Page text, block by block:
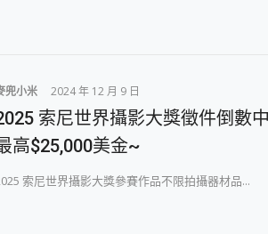
智慧錄音膠囊~ 您的AI 秘書已上線 每
亞奇雷 AI・Gaming・創作儲存方案登
MagReact M5 10000mAh 5合1 磁
｜行動儲能救車電源】 可靠的旅行夥伴
途「MSI微星 Modern MD272UPSW 27
Aura Edition 觸控AI筆電 開箱 評測
耳機 三個設備充電一起搞定
」開放式耳掛耳機，無感配戴! 超穩超
兜小米 2024 年 12 月 9 日
索尼世界攝影大獎徵件倒數
高$25,000美金~
索尼世界攝影大獎參賽作品不限拍攝器材品...